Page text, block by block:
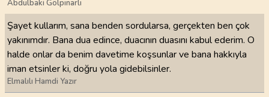
Abdulbaki Gölpınarlı
Şayet kullarım, sana benden sordularsa, gerçekten ben çok
yakınımdır. Bana dua edince, duacının duasını kabul ederim. O
halde onlar da benim davetime koşsunlar ve bana hakkıyla
iman etsinler ki, doğru yola gidebilsinler.
Elmalılı Hamdi Yazır